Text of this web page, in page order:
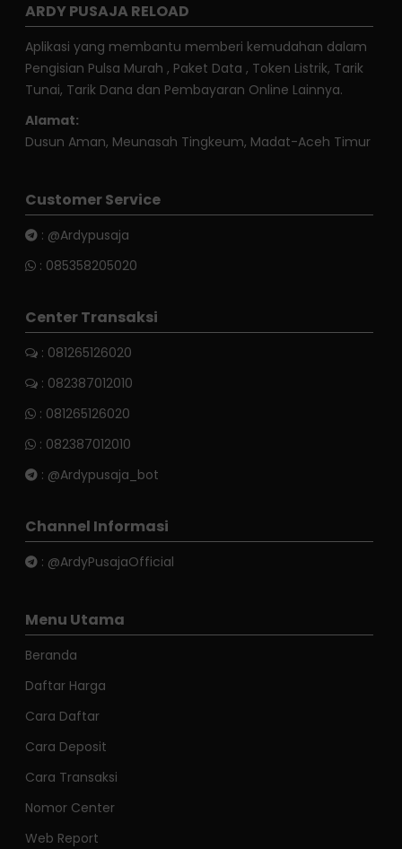
ARDY PUSAJA RELOAD
Aplikasi yang membantu memberi kemudahan dalam
Pengisian Pulsa Murah , Paket Data , Token Listrik, Tarik
Tunai, Tarik Dana dan Pembayaran Online Lainnya.
Alamat:
Dusun Aman, Meunasah Tingkeum, Madat-Aceh Timur
Customer Service
: @Ardypusaja
: 085358205020
Center Transaksi
: 081265126020
: 082387012010
: 081265126020
: 082387012010
: @Ardypusaja_bot
Channel Informasi
: @ArdyPusajaOfficial
Menu Utama
Beranda
Daftar Harga
Cara Daftar
Cara Deposit
Cara Transaksi
Nomor Center
Web Report